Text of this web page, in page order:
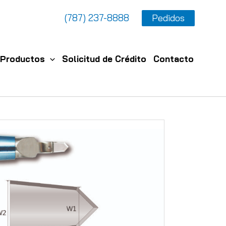
(787) 237-8888 Pedidos
Productos Solicitud de Crédito Contacto